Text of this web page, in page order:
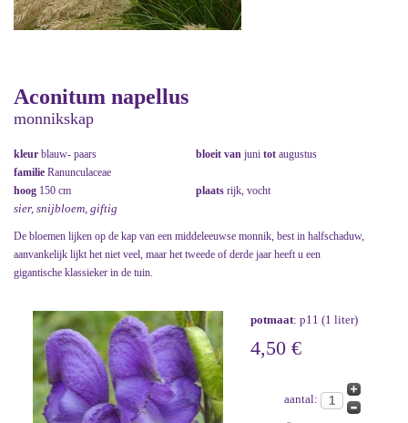
Aconitum napellus
monnikskap
kleur blauw- paars bloeit van juni tot augustus
familie Ranunculaceae
hoog 150 cm plaats rijk, vocht
sier, snijbloem, giftig
De bloemen lijken op de kap van een middeleeuwse monnik, best in halfschaduw,
aanvankelijk lijkt het niet veel, maar het tweede of derde jaar heeft u een
gigantische klassieker in de tuin.
potmaat: p11 (1 liter)
4,50 €
aantal: